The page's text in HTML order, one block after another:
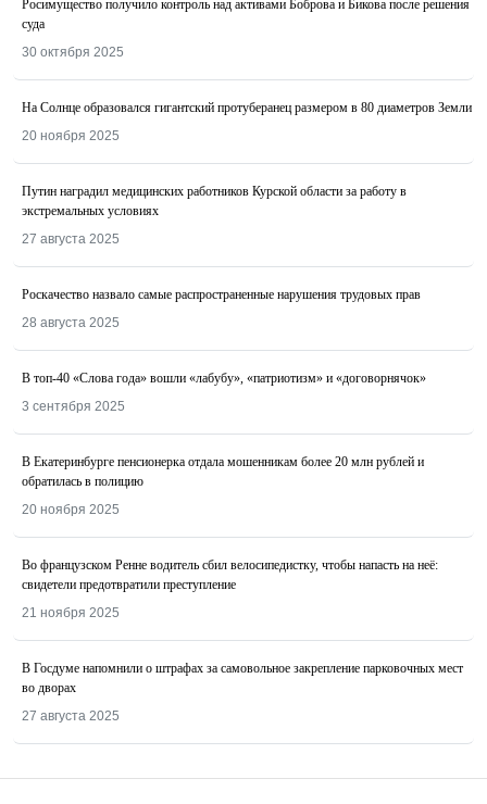
Росимущество получило контроль над активами Боброва и Бикова после решения
суда
30 октября 2025
На Солнце образовался гигантский протуберанец размером в 80 диаметров Земли
20 ноября 2025
Путин наградил медицинских работников Курской области за работу в
экстремальных условиях
27 августа 2025
Роскачество назвалo самые распространенные нарушения трудовых прав
28 августа 2025
В топ-40 «Слова года» вошли «лабубу», «патриотизм» и «договорнячок»
3 сентября 2025
В Екатеринбурге пенсионерка отдала мошенникам более 20 млн рублей и
обратилась в полицию
20 ноября 2025
Во французском Ренне водитель сбил велосипедистку, чтобы напасть на неё:
свидетели предотвратили преступление
21 ноября 2025
В Госдуме напомнили о штрафах за самовольное закрепление парковочных мест
во дворах
27 августа 2025